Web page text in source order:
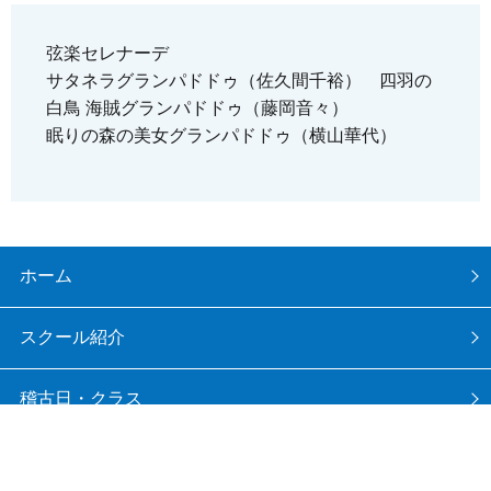
弦楽セレナーデ
サタネラグランパドドゥ（佐久間千裕） 四羽の
白鳥 海賊グランパドドゥ（藤岡音々）
眠りの森の美女グランパドドゥ（横山華代）
ホーム
スクール紹介
稽古日・クラス